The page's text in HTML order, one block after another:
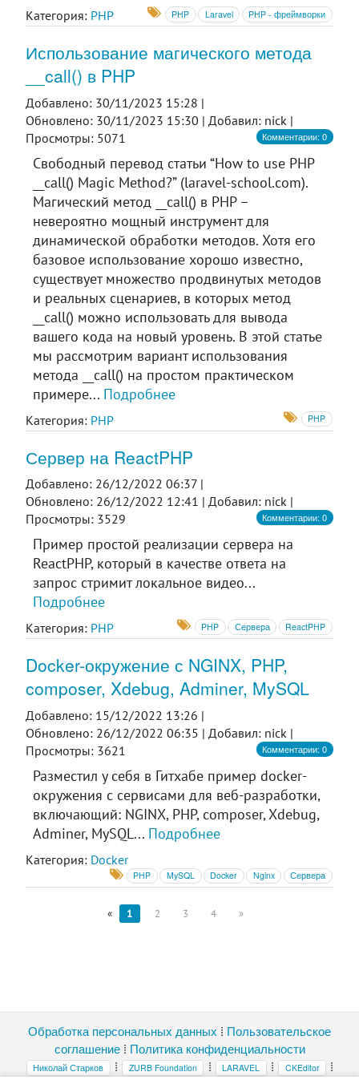
Категория: PHP PHP Laravel PHP - фреймворки
Использование магического метода
__call() в PHP
Добавлено: 30/11/2023 15:28 |
Обновлено: 30/11/2023 15:30 | Добавил: nick |
Просмотры: 5071
Комментарии: 0
Свободный перевод статьи “How to use PHP
__call() Magic Method?” (laravel-school.com).
Магический метод __call() в PHP –
невероятно мощный инструмент для
динамической обработки методов. Хотя его
базовое использование хорошо известно,
существует множество продвинутых методов
и реальных сценариев, в которых метод
__call() можно использовать для вывода
вашего кода на новый уровень. В этой статье
мы рассмотрим вариант использования
метода __call() на простом практическом
примере... Подробнее
Категория: PHP PHP
Сервер на ReactPHP
Добавлено: 26/12/2022 06:37 |
Обновлено: 26/12/2022 12:41 |Добавил: nick |
Просмотры: 3529
Комментарии: 0
Пример простой реализации сервера на
ReactPHP, который в качестве ответа на
запрос стримит локальное видео...
Подробнее
Категория: PHP PHP Сервера ReactPHP
Docker-окружение с NGINX, PHP,
composer, Xdebug, Adminer, MySQL
Добавлено: 15/12/2022 13:26 |
Обновлено: 26/12/2022 06:35 | Добавил: nick |
Просмотры: 3621
Комментарии: 0
Разместил у себя в Гитхабе пример docker-
окружения с сервисами для веб-разработки,
включающий: NGINX, PHP, composer, Xdebug,
Adminer, MySQL... Подробнее
Категория: Docker
PHP MySQL Docker Nginx Сервера
« 1 2 3 4 »
Обработка персональных данных ⁞ Пользовательское
соглашение⁞ Политика конфиденциальности
Николай Старков ⁞ ZURB Foundation ⁞ LARAVEL ⁞ CKEditor ⁞